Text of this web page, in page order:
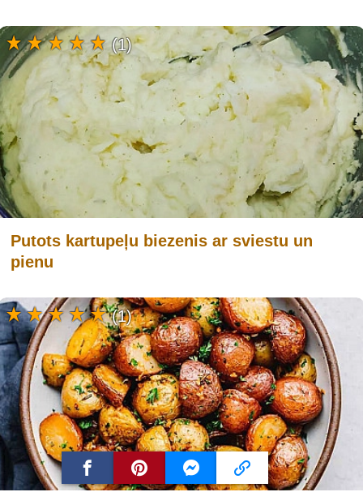
Putots kartupeļu biezenis ar sviestu un
pienu
(1)
(1)